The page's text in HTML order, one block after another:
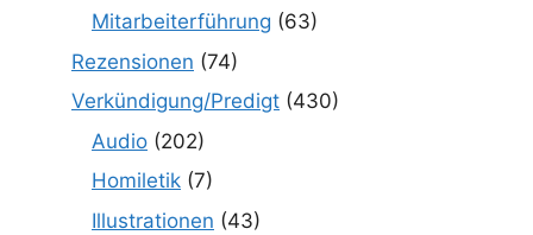
Mitarbeiterführung (63)
Rezensionen (74)
Verkündigung/Predigt (430)
Audio (202)
Homiletik (7)
Illustrationen (43)